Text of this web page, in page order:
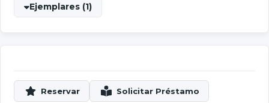
Ejemplares (1)